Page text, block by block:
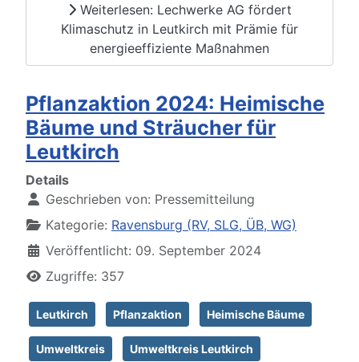
Weiterlesen: Lechwerke AG fördert
Klimaschutz in Leutkirch mit Prämie für
energieeffiziente Maßnahmen
Pflanzaktion 2024: Heimische
Bäume und Sträucher für
Leutkirch
Details
Geschrieben von: Pressemitteilung
Kategorie: Ravensburg (RV, SLG, ÜB, WG)
Veröffentlicht: 09. September 2024
Zugriffe: 357
Leutkirch Pflanzaktion Heimische Bäume
Umweltkreis Umweltkreis Leutkirch